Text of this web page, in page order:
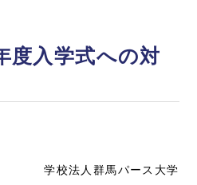
度入学式への対
学校法人群馬パース大学